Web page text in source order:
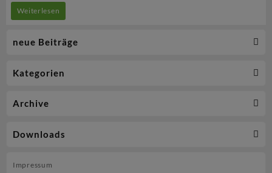
neue Beiträge
Kategorien
Archive
Downloads
Impressum
Zwei
und
für
BlueLiner
Weiterlesen